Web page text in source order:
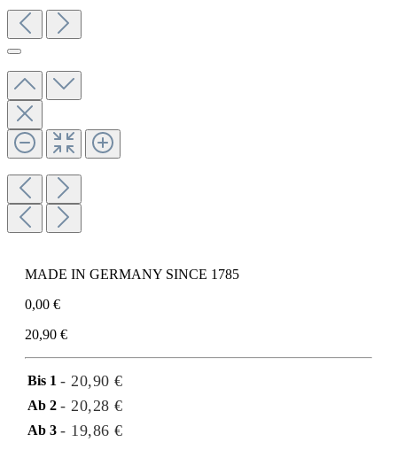
MADE IN GERMANY SINCE 1785
0,00 €
20,90 €
Bis 1 - 20,90 €
Ab 2 - 20,28 €
Ab 3 - 19,86 €